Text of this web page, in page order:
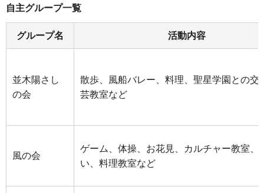
自主グループ一覧
グループ名 活動内容
並木陽さし
の会
散歩、風船バレー、料理、聖星学園との交
芸教室など
風の会
ゲーム、体操、お花見、カルチャー教室、
い、料理教室など